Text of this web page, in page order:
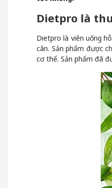
Dietpro là
Dietpro là viên uống
cân. Sản phẩm được
cơ thể. Sản phẩm đã